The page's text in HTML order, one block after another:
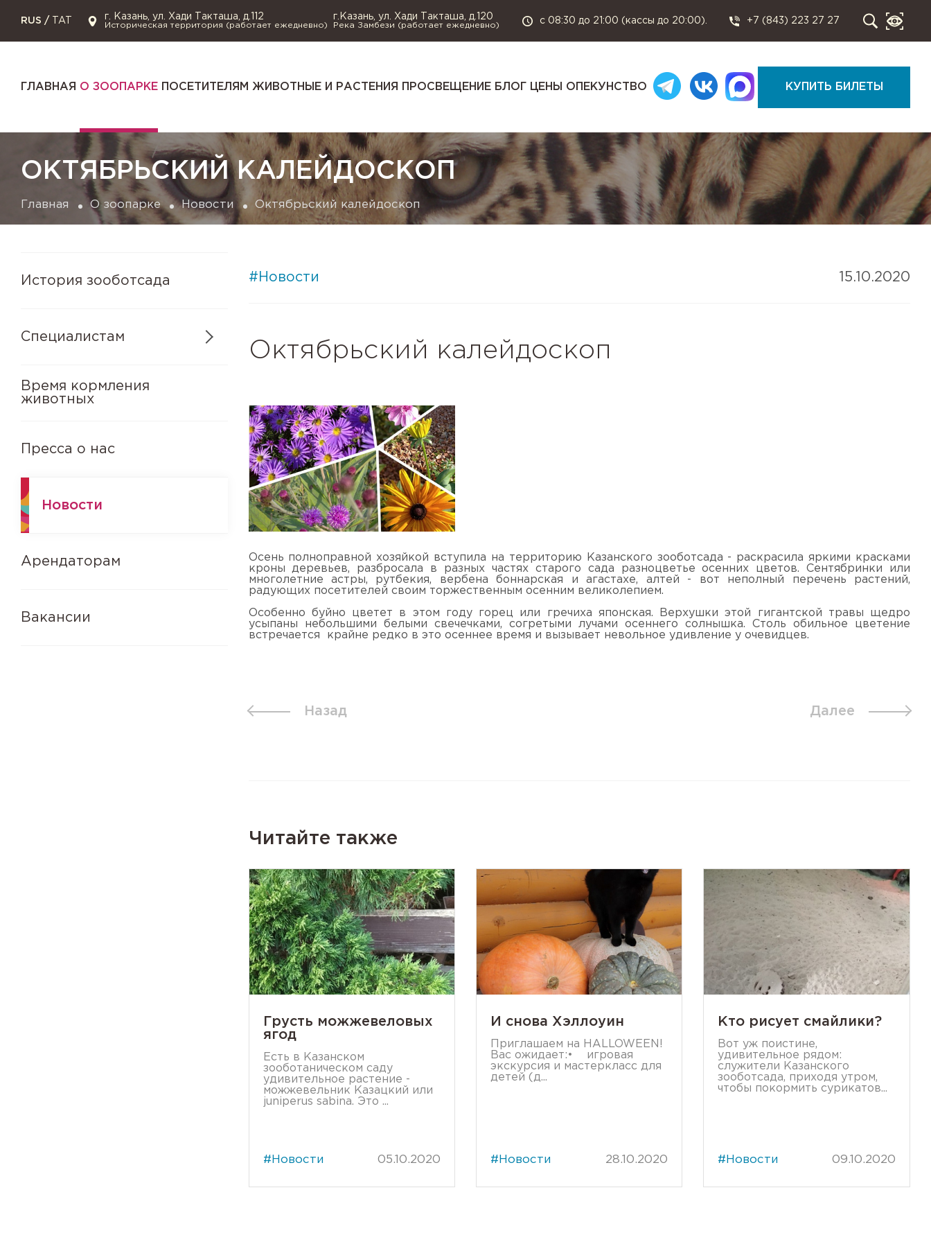
RUS / TAT г. Казань, ул. Хади Такташа, д.112
Историческая территория (работает ежедневно)
г.Казань, ул. Хади Такташа, д.120
Река Замбези (работает ежедневно)
с 08:30 до 21:00 (кассы до 20:00). +7 (843) 223 27 27
ГЛАВНАЯ О ЗООПАРКЕ ПОСЕТИТЕЛЯМ ЖИВОТНЫЕ И РАСТЕНИЯ ПРОСВЕЩЕНИЕ БЛОГ ЦЕНЫ ОПЕКУНСТВО КУПИТЬ БИЛЕТЫ
ОКТЯБРЬСКИЙ КАЛЕЙДОСКОП
Главная О зоопарке Новости Октябрьский калейдоскоп
История зооботсада
Специалистам
Время кормления
животных
Пресса о нас
Новости
Арендаторам
Вакансии
#Новости 15.10.2020
Октябрьский калейдоскоп
Осень полноправной хозяйкой вступила на территорию Казанского зооботсада - раскрасила яркими красками
кроны деревьев, разбросала в разных частях старого сада разноцветье осенних цветов. Сентябринки или
многолетние астры, рутбекия, вербена боннарская и агастахе, алтей - вот неполный перечень растений,
радующих посетителей своим торжественным осенним великолепием.
Особенно буйно цветет в этом году горец или гречиха японская. Верхушки этой гигантской травы щедро
усыпаны небольшими белыми свечечками, согретыми лучами осеннего солнышка. Столь обильное цветение
встречается крайне редко в это осеннее время и вызывает невольное удивление у очевидцев.
Назад Далее
Читайте также
Грусть можжевеловых
ягод
Есть в Казанском
зооботаническом саду
удивительное растение -
можжевельник Казацкий или
juniperus sabina. Это ...
#Новости 05.10.2020
И снова Хэллоуин
Приглашаем на HALLOWEEN!
Вас ожидает:• игровая
экскурсия и мастеркласс для
детей (д...
#Новости 28.10.2020
Кто рисует смайлики?
Вот уж поистине,
удивительное рядом:
служители Казанского
зооботсада, приходя утром,
чтобы покормить сурикатов...
#Новости 09.10.2020